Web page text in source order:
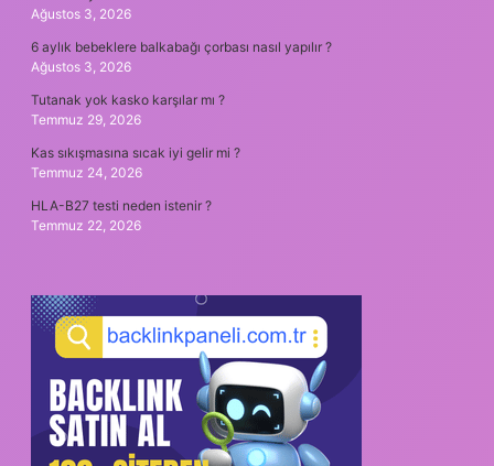
Ağustos 3, 2026
6 aylık bebeklere balkabağı çorbası nasıl yapılır ?
Ağustos 3, 2026
Tutanak yok kasko karşılar mı ?
Temmuz 29, 2026
Kas sıkışmasına sıcak iyi gelir mi ?
Temmuz 24, 2026
HLA-B27 testi neden istenir ?
Temmuz 22, 2026